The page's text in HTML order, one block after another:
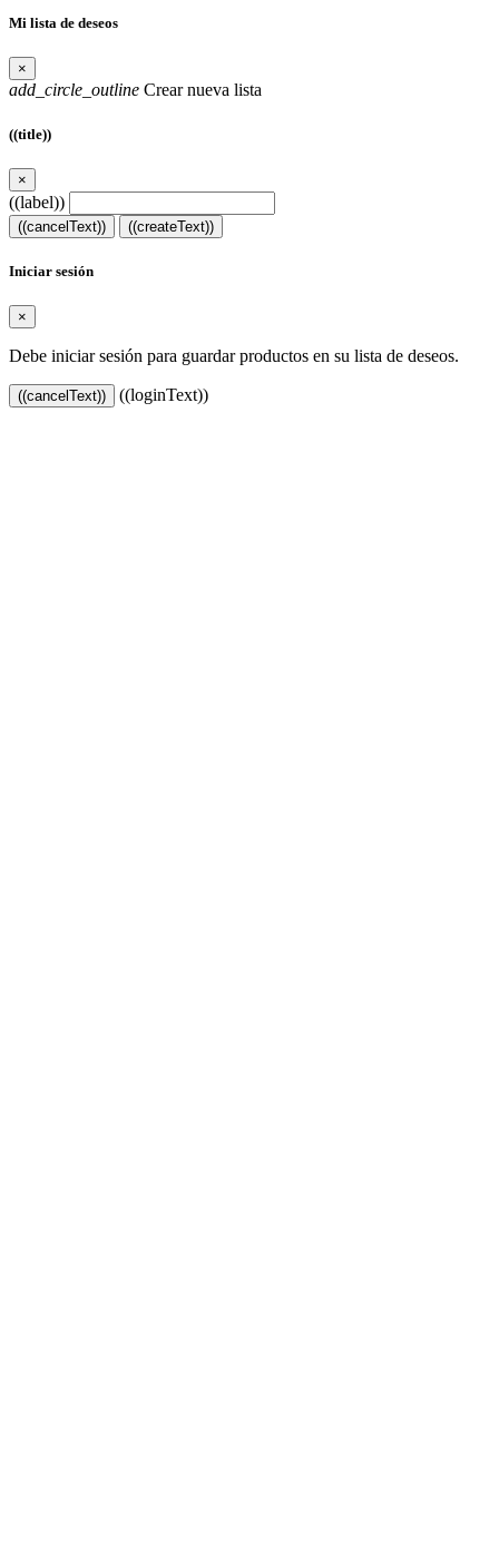
Mi lista de deseos
×
add_circle_outline Crear nueva lista
((title))
×
((label))
((cancelText)) ((createText))
Iniciar sesión
×
Debe iniciar sesión para guardar productos en su lista de deseos.
((cancelText)) ((loginText))